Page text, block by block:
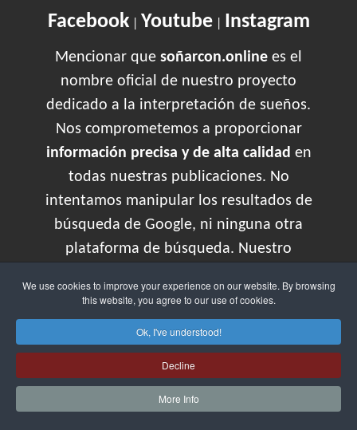
We use cookies to improve your experience on our website. By browsing
this website, you agree to our use of cookies.
Ok, I've understood!
Decline
More Info
Facebook| Youtube| Instagram
Mencionar que soñarcon.online es el
nombre oficial de nuestro proyecto
dedicado a la interpretación de sueños.
Nos comprometemos a proporcionar
información precisa y de alta calidad en
todas nuestras publicaciones. No
intentamos manipular los resultados de
búsqueda de Google, ni ninguna otra
plataforma de búsqueda. Nuestro
entender mejor sus sueños y explorar el
fascinante mundo del subconsciente.
Aclaración de que los significado de los
sueños a día de hoy no es una
comprobación científica 100%. Sí hay